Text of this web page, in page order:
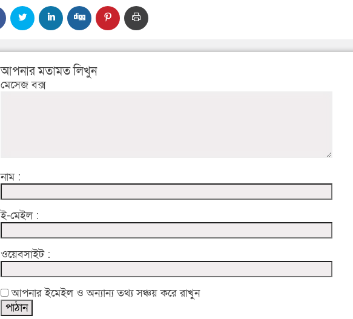
আপনার মতামত লিখুন
মেসেজ বক্স
নাম :
ই-মেইল :
ওয়েবসাইট :
আপনার ইমেইল ও অন্যান্য তথ্য সঞ্চয় করে রাখুন